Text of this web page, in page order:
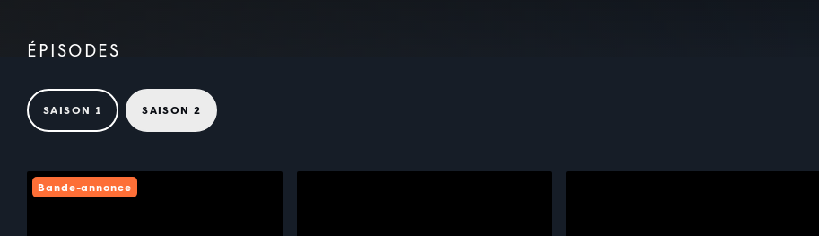
ÉPISODES
SAISON 1 SAISON 2
Bande-annonce